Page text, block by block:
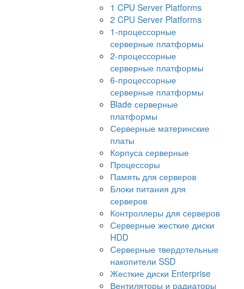
1 CPU Server Platforms
2 CPU Server Platforms
1-процессорные
серверные платформы
2-процессорные
серверные платформы
6-процессорные
серверные платформы
Blade серверные
платформы
Серверные материнские
платы
Корпуса серверные
Процессоры
Память для серверов
Блоки питания для
серверов
Контроллеры для серверов
Серверные жесткие диски
HDD
Серверные твердотельные
накопители SSD
Жесткие диски Enterprise
Вентиляторы и радиаторы